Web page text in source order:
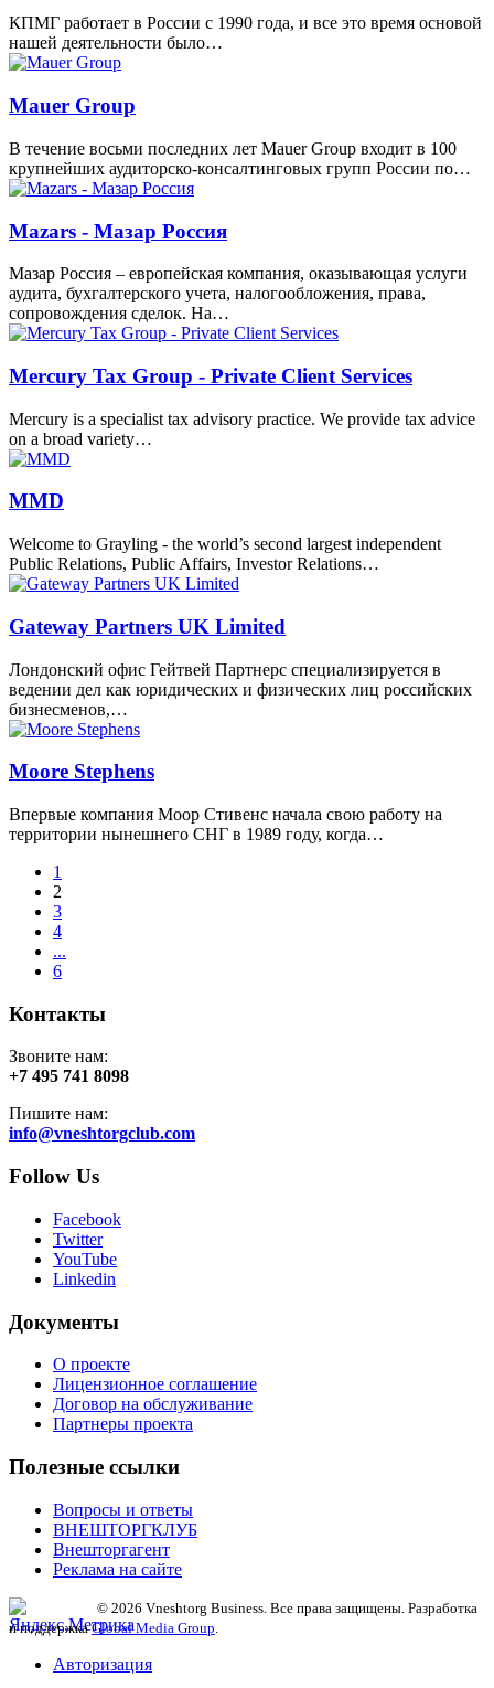
КПМГ работает в России c 1990 года, и все это время основой
нашей деятельности было…
Mauer Group
В течение восьми последних лет Mauer Group входит в 100
крупнейших аудиторско-консалтинговых групп России по…
Mazars - Мазар Россия
Мазар Россия – европейская компания, оказывающая услуги
аудита, бухгалтерского учета, налогообложения, права,
сопровождения сделок. На…
Mercury Tax Group - Private Client Services
Mercury is a specialist tax advisory practice. We provide tax advice
on a broad variety…
MMD
Welcome to Grayling - the world’s second largest independent
Public Relations, Public Affairs, Investor Relations…
Gateway Partners UK Limited
Лондонский офис Гейтвей Партнерс специализируется в
ведении дел как юридических и физических лиц российских
бизнесменов,…
Moore Stephens
Впервые компания Моор Стивенс начала свою работу на
территории нынешнего СНГ в 1989 году, когда…
1
2
3
4
...
6
Контакты
Звоните нам:
+7 495 741 8098
Пишите нам:
info@vneshtorgclub.com
Follow Us
Facebook
Twitter
YouTube
Linkedin
Документы
О проекте
Лицензионное соглашение
Договор на обслуживание
Партнеры проекта
Полезные ссылки
Вопросы и ответы
ВНЕШТОРГКЛУБ
Внешторгагент
Реклама на сайте
© 2026 Vneshtorg Business. Все права защищены. Разработка
и поддержкаGlobal Media Group
Авторизация